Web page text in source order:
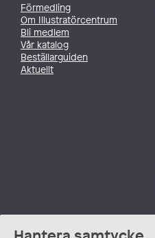
Förmedling
Om Illustratörcentrum
Bli medlem
Vår katalog
Beställarguiden
Aktuellt